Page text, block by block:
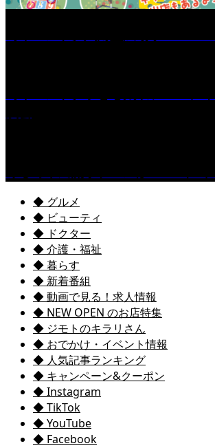
◆ グルメ
◆ ビューティ
◆ ドクター
◆ 介護・福祉
◆ 暮らす
◆ 新着番組
◆ 動画で見る！求人情報
◆ NEW OPEN のお店特集
◆ ジモトのキラリさん
◆ おでかけ・イベント情報
◆ 人気記事ランキング
◆ キャンペーン&クーポン
◆ Instagram
◆ TikTok
◆ YouTube
◆ Facebook